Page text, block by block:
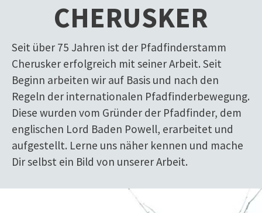
CHERUSKER
Seit über 75 Jahren ist der Pfadfinderstamm
Cherusker erfolgreich mit seiner Arbeit. Seit
Beginn arbeiten wir auf Basis und nach den
Regeln der internationalen Pfadfinderbewegung.
Diese wurden vom Gründer der Pfadfinder, dem
englischen Lord Baden Powell, erarbeitet und
aufgestellt. Lerne uns näher kennen und mache
Dir selbst ein Bild von unserer Arbeit.